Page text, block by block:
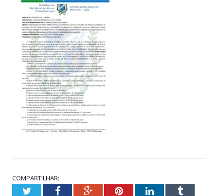
COMPARTILHAR:
TwitterFacebookGoogle+PinterestLinkedInTumblr